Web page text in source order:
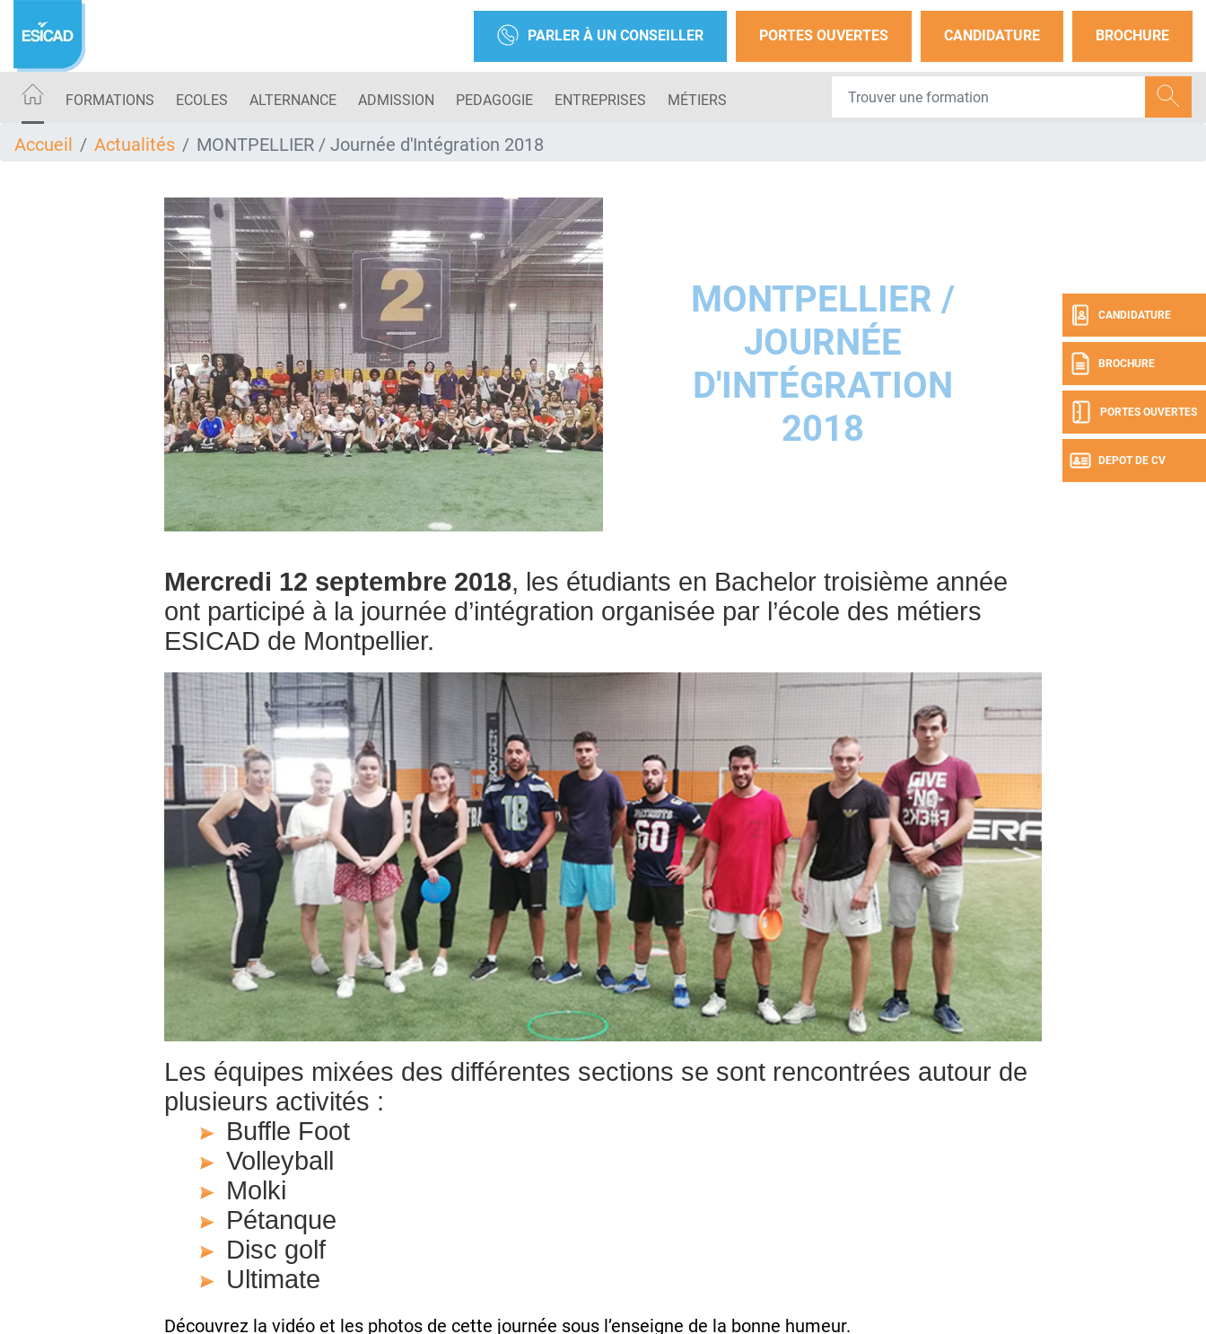
contenu
PARLER À UN CONSEILLER PORTES OUVERTES CANDIDATURE BROCHURE
FORMATIONS ECOLES ALTERNANCE ADMISSION PEDAGOGIE ENTREPRISES MÉTIERS
CANDIDATURE
BROCHURE
PORTES OUVERTES
DEPOT DE CV
Accueil Actualités MONTPELLIER / Journée d'Intégration 2018
MONTPELLIER /
JOURNÉE
D'INTÉGRATION
2018
Mercredi 12 septembre 2018, les étudiants en Bachelor troisième année
ont participé à la journée d’intégration organisée par l’école des métiers
ESICAD de Montpellier.
Les équipes mixées des différentes sections se sont rencontrées autour de
plusieurs activités :
Buffle Foot
Volleyball
Molki
Pétanque
Disc golf
Ultimate
Découvrez la vidéo et les photos de cette journée sous l’enseigne de la bonne humeur.